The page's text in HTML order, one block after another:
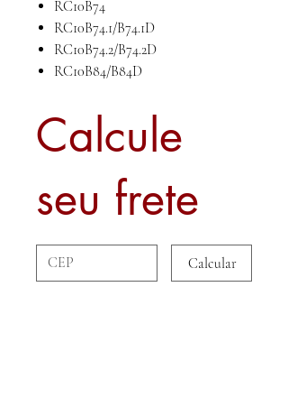
RC10B74
RC10B74.1/B74.1D
RC10B74.2/B74.2D
RC10B84/B84D
Calcule
seu frete
Calcular